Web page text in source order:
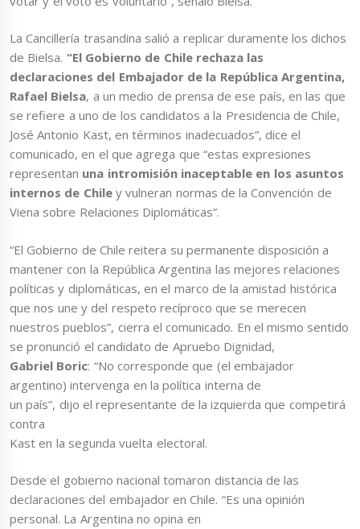
La Cancillería trasandina salió a replicar duramente los dichos
de Bielsa. “El Gobierno de Chile rechaza las
declaraciones del Embajador de la República Argentina,
Rafael Bielsa, a un medio de prensa de ese país, en las que
se refiere a uno de los candidatos a la Presidencia de Chile,
José Antonio Kast, en términos inadecuados”, dice el
comunicado, en el que agrega que “estas expresiones
representan una intromisión inaceptable en los asuntos
internos de Chiley vulneran normas de la Convención de
Viena sobre Relaciones Diplomáticas”.
“El Gobierno de Chile reitera su permanente disposición a
mantener con la República Argentina las mejores relaciones
políticas y diplomáticas, en el marco de la amistad histórica
que nos une y del respeto recíproco que se merecen
nuestros pueblos”, cierra el comunicado. En el mismo sentido
se pronunció el candidato de Apruebo Dignidad,
Gabriel Boric: “No corresponde que (el embajador
argentino) intervenga en la política interna de
un país”, dijo el representante de la izquierda que competirá
contra
Kast en la segunda vuelta electoral.
Desde el gobierno nacional tomaron distancia de las
declaraciones del embajador en Chile. “Es una opinión
personal. La Argentina no opina en